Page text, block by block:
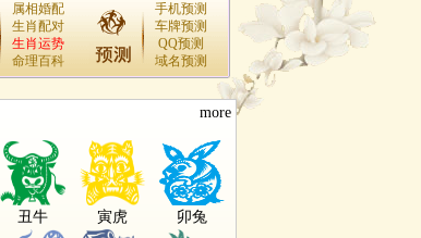
属相婚配
生肖配对
生肖运势
命理百科
手机预测
车牌预测
QQ预测
域名预测
more
丑牛 寅虎 卯兔